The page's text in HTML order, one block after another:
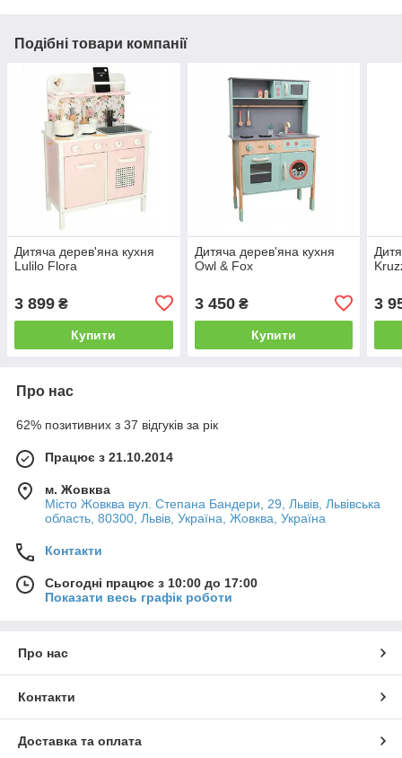
Подібні товари компанії
Дитяча дерев'яна кухня
Lulilo Flora
3 899 ₴
Купити
Дитяча дерев'яна кухня
Owl & Fox
3 450₴
Купити
3
Про нас
62% позитивних з 37 відгуків за рік
Працює з 21.10.2014
м. Жовква
Місто Жовква вул. Степана Бандери, 29, Львів, Львівська
область, 80300, Львів, Україна, Жовква, Україна
Контакти
Сьогодні працює з 10:00 до 17:00
Показати весь графік роботи
Про нас
Контакти
Доставка та оплата